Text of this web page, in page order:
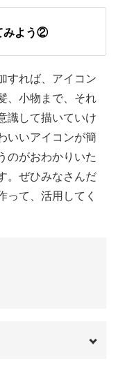
01:32
03:48
05:52
14:45
みよう②
すれば、アイコン
、小物まで、それ
識して描いていけ
いいアイコンが簡
のがおわかりいた
。ぜひみなさんだ
って、活用してく